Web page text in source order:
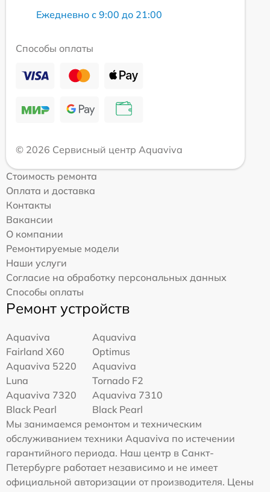
Ежедневно с 9:00 до 21:00
Способы оплаты
© 2026 Сервисный центр Aquaviva
Стоимость ремонта
Оплата и доставка
Контакты
Вакансии
О компании
Ремонтируемые модели
Наши услуги
Согласие на обработку персональных данных
Способы оплаты
Ремонт устройств
Aquaviva
Fairland X60
Aquaviva
Optimus
Aquaviva 5220
Luna
Aquaviva
Tornado F2
Aquaviva 7320
Black Pearl
Aquaviva 7310
Black Pearl
Мы занимаемся ремонтом и техническим
обслуживанием техники Aquaviva по истечении
гарантийного периода. Наш центр в Санкт-
Петербурге работает независимо и не имеет
официальной авторизации от производителя. Цены